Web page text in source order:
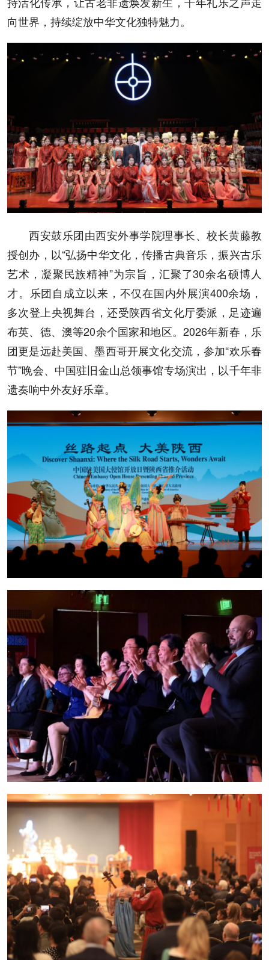
向世界，持续绽放中华文化独特魅力。
西安鼓乐团由西安外事学院理事长、校长黄藤教
授创办，以“弘扬中华文化，传播古典音乐，振兴古乐
艺术，凝聚民族精神”为宗旨，汇聚了30余名硕博人
才。乐团自成立以来，不仅在国内外展演400余场，
多次登上央视舞台，还受陕西省文化厅委派，足迹遍
布英、德、澳等20余个国家和地区。2026年新春，乐
团更是远赴美国、墨西哥开展文化交流，参加“欢乐春
节”晚会、中国驻旧金山总领事馆专场演出，以千年非
遗奏响中外友好乐章。